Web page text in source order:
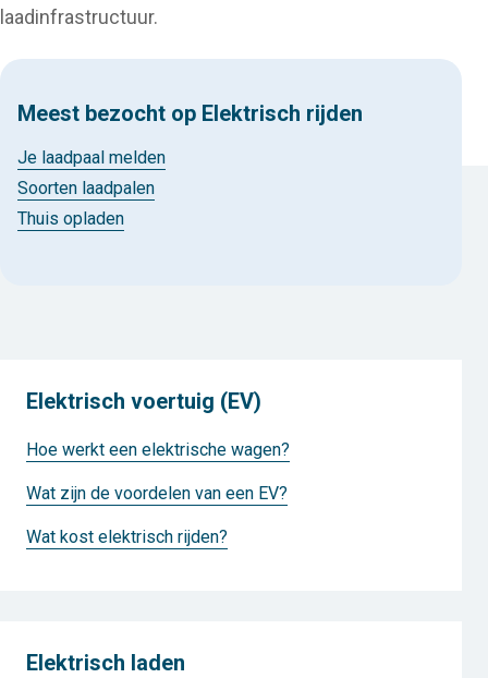
laadinfrastructuur.
Meest bezocht op Elektrisch rijden
Je laadpaal melden
Soorten laadpalen
Thuis opladen
Elektrisch voertuig (EV)
Hoe werkt een elektrische wagen?
Wat zijn de voordelen van een EV?
Wat kost elektrisch rijden?
Elektrisch laden